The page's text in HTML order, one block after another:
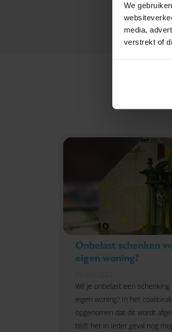
We
media,
verstrekt of
Onbelast schenken
eigen woning?
Wil je onbelast een schenking
eigen woning? In het
opgenomen dat dit wordt
blijft het in ieder geval nog